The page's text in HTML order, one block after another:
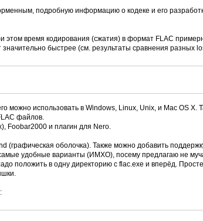
подробную информацию о кодеке и его
этом время кодирования (сжатия) в формат FLAC
быстрее (см. результаты сравнения разных
можно использовать в Windows, Linux, Unix, и Mac OS X.
файлов.
Foobar2000 и плагин для Nero.
(графическая оболочка). Также можно добавить
удобные варианты (ИМХО), посему предлагаю не
положить в одну директорию с flac.exe и вперёд.